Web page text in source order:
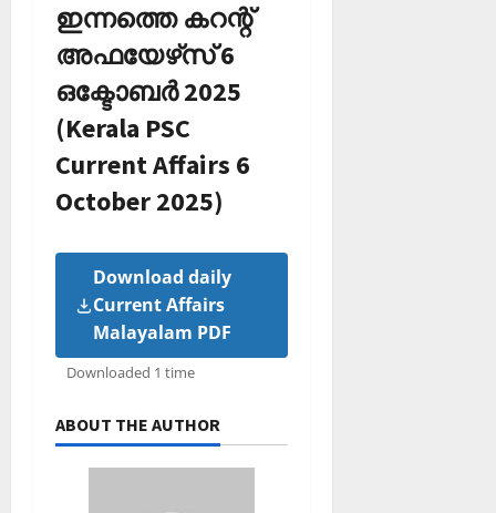
ഇന്നത്തെ കറന്റ്
അഫയേഴ്‌സ് 6
ഒക്ടോബര്‍ 2025
(Kerala PSC
Current Affairs 6
October 2025)
Download daily
Current Affairs
Malayalam PDF
Downloaded 1 time
ABOUT THE AUTHOR